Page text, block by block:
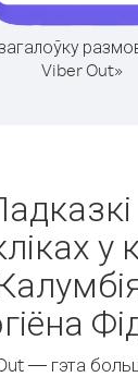
Viber Out»
у
— гэта больш